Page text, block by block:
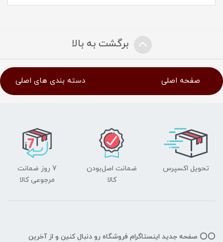
برگشت به بالا
صفحه اصلی دسته بندی های اصلی
تحویل اکسپرس
ضمانت اصل‌بودن
کالا
7 روز ضمانت
مرجوعی کالا
⭕️⭕️ صفحه جدید اینستاگرام فروشگاه رو دنبال کنین و از آخرین